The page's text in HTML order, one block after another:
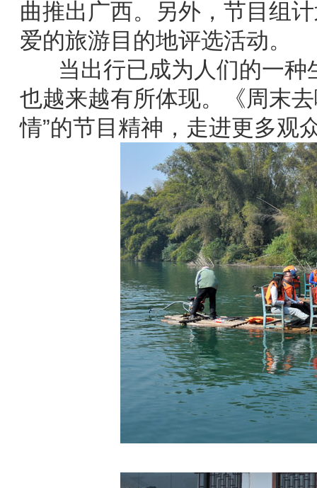
曲推出广西。另外，节目组
爱的旅游目的地评选活动。
当出行已成为人们的一种
也越来越有所体现。《周末
情”的节目精神，走进更多观